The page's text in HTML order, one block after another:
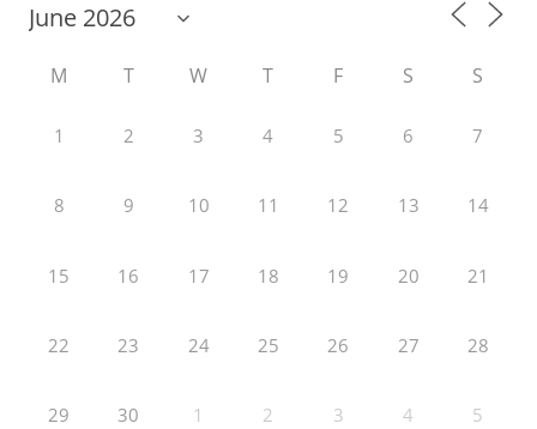
M T W T F S S
1 2 3 4 5 6 7
8 9 10 11 12 13 14
15 16 17 18 19 20 21
22 23 24 25 26 27 28
29 30 1 2 3 4 5